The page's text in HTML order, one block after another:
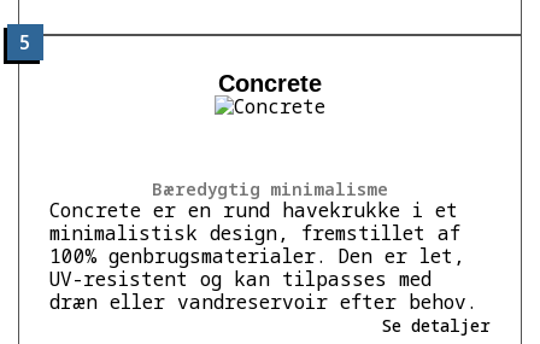
5
Bæredygtig minimalisme
Concrete
Concrete er en rund havekrukke i et
minimalistisk design, fremstillet af
100% genbrugsmaterialer. Den er let,
UV-resistent og kan tilpasses med
dræn eller vandreservoir efter behov.
Se detaljer